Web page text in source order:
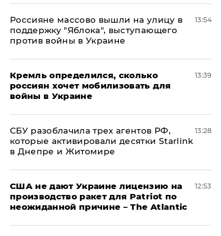
Россияне массово вышли на улицу в
поддержку "Яблока", выступающего
против войны в Украине
13:54
Кремль определился, сколько
россиян хочет мобилизовать для
войны в Украине
13:39
СБУ разоблачила трех агентов РФ,
которые активировали десятки Starlink
в Днепре и Житомире
13:28
США не дают Украине лицензию на
производство ракет для Patriot по
неожиданной причине – The Atlantic
12:53